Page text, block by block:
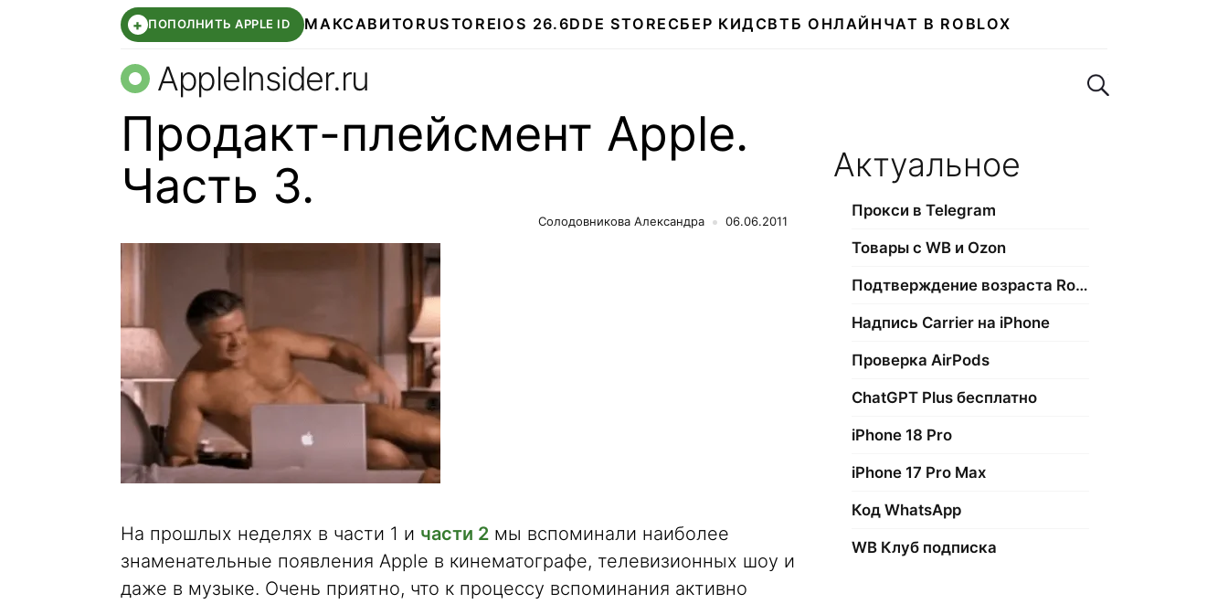
+ ПОПОЛНИТЬ APPLE ID МАКСАВИТО RUSTOREIOS 26.6DDE STORE СБЕР КИДСВТБ ОНЛАЙН ЧАТ В ROBLOX
AppleInsider.ru Поиск по сайту
Продакт-плейсмент Apple.
Часть 3.
Солодовникова Александра 06.06.2011
На прошлых неделях в части 1 и части 2 мы вспоминали наиболее
знаменательные появления Apple в кинематографе, телевизионных шоу и
даже в музыке. Очень приятно, что к процессу вспоминания активно
Актуальное
Прокси в Telegram
Товары с WB и Ozon
Подтверждение возраста Roblox
Надпись Carrier на iPhone
Проверка AirPods
ChatGPT Plus бесплатно
iPhone 18 Pro
iPhone 17 Pro Max
Код WhatsApp
WB Клуб подписка